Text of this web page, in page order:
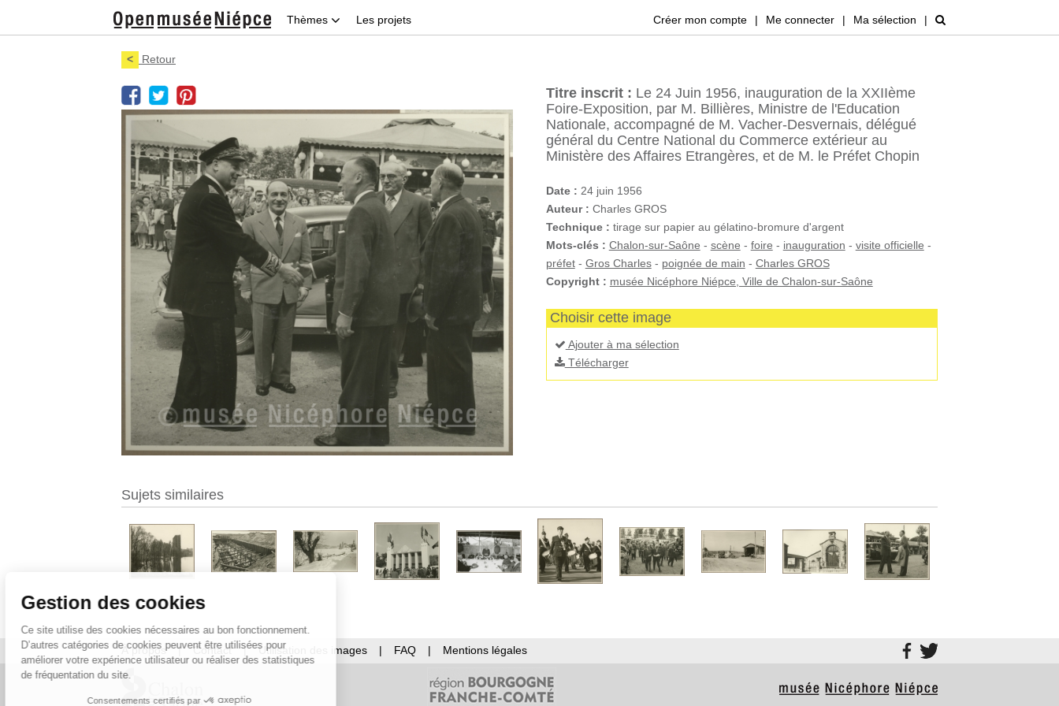
Thèmes Les projets Créer mon compte | Me connecter | Ma sélection |
< Retour
Titre inscrit : Le 24 Juin 1956, inauguration de la XXIIème
Foire-Exposition, par M. Billières, Ministre de l'Education
Nationale, accompagné de M. Vacher-Desvernais, délégué
général du Centre National du Commerce extérieur au
Ministère des Affaires Etrangères, et de M. le Préfet Chopin
Date : 24 juin 1956
Auteur : Charles GROS
Technique : tirage sur papier au gélatino-bromure d'argent
Mots-clés : Chalon-sur-Saône - scène - foire - inauguration - visite officielle -
préfet- Gros Charles- poignée de main - Charles GROS
Copyright : musée Nicéphore Niépce, Ville de Chalon-sur-Saône
Choisir cette image
Ajouter à ma sélection
Télécharger
Sujets similaires
À propos | Contact | Utilisation des images | FAQ | Mentions légales
Gestion des cookies
Ce site utilise des cookies nécessaires au bon fonctionnement.
D’autres catégories de cookies peuvent être utilisées pour
améliorer votre expérience utilisateur ou réaliser des statistiques
de fréquentation du site.
Consentements certifiés par